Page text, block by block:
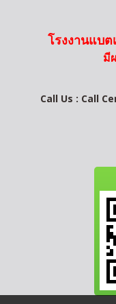
โรงงานแบ
มี
Call Us : Call